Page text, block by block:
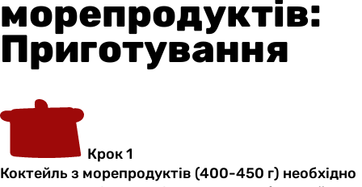
морепродуктів:
Приготування
Крок 1
Коктейль з морепродуктів (400-450 г) необхідно